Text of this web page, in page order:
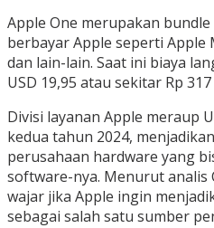
Apple One merupakan
berbayar Apple seperti Apple
dan lain-lain. Saat ini biaya
USD 19,95 atau sekitar Rp
Divisi layanan Apple meraup
kedua tahun 2024,
perusahaan hardware yang
software-nya. Menurut analis
wajar jika Apple ingin
sebagai salah satu sumber